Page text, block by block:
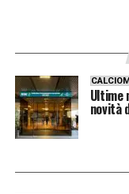
Ultime
novità